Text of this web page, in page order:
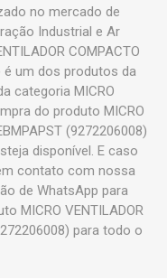
no mercado de
Industrial e Ar
COMPACTO
é um dos produtos da
categoria MICRO
do produto MICRO
(9272206008)
disponível. E caso
contato com nossa
de WhatsApp para
MICRO VENTILADOR
para todo o